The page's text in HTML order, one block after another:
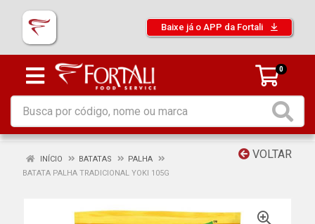
Baixe já o APP da Fortali
0
VOLTAR
INÍCIO BATATAS
PALHA
BATATA PALHA TRADICIONAL YOKI 105G